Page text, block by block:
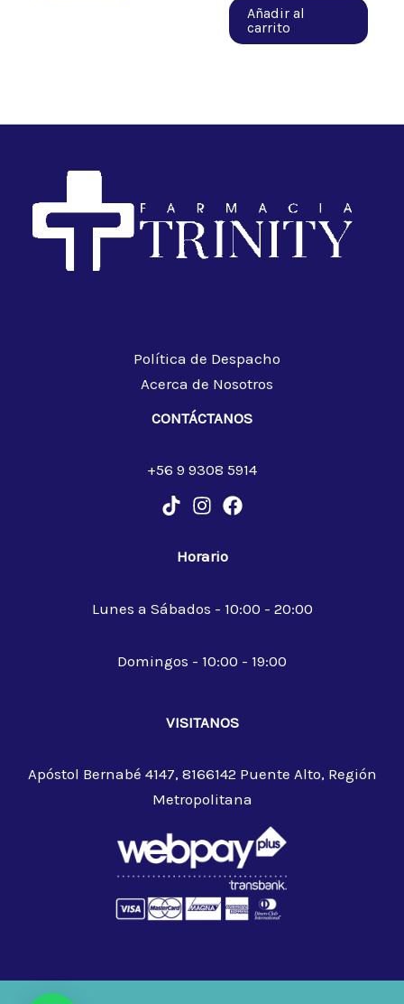
Añadir al
carrito
Política de Despacho
Acerca de Nosotros
CONTÁCTANOS
+56 9 9308 5914
Horario
Lunes a Sábados - 10:00 - 20:00
Domingos - 10:00 - 19:00
VISITANOS
Apóstol Bernabé 4147, 8166142 Puente Alto, Región
Metropolitana